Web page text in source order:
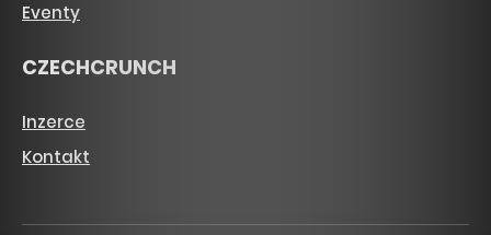
Eventy
CZECHCRUNCH
Inzerce
Kontakt